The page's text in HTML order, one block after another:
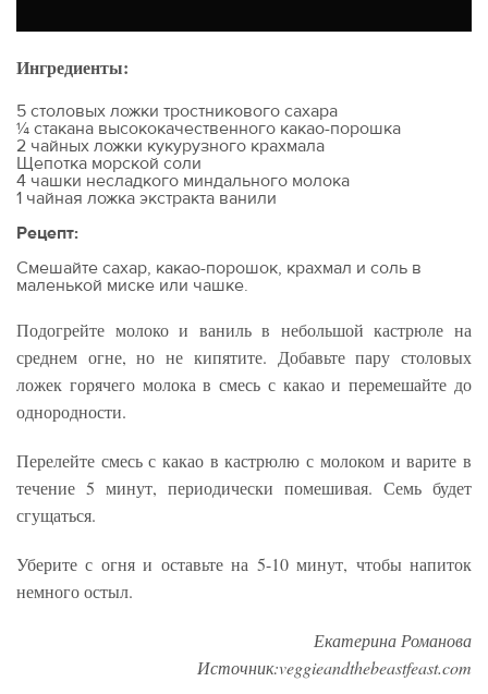
Ингредиенты:
5 столовых ложки тростникового сахара
¼ стакана высококачественного какао-порошка
2 чайных ложки кукурузного крахмала
Щепотка морской соли
4 чашки несладкого миндального молока
1 чайная ложка экстракта ванили
Рецепт:
Смешайте сахар, какао-порошок, крахмал и соль в
маленькой миске или чашке.
Подогрейте молоко и ваниль в небольшой кастрюле на
среднем огне, но не кипятите. Добавьте пару столовых
ложек горячего молока в смесь с какао и перемешайте до
однородности.
Перелейте смесь с какао в кастрюлю с молоком и варите в
течение 5 минут, периодически помешивая. Семь будет
сгущаться.
Уберите с огня и оставьте на 5-10 минут, чтобы напиток
немного остыл.
Екатерина Романова
Источник:veggieandthebeastfeast.com